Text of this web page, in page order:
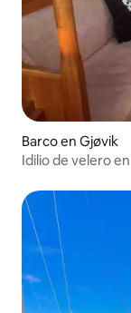
Barco en Gjøvik
Idilio de velero